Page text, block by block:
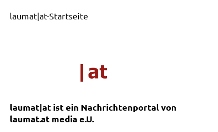
laumat|at-Startseite
laumat|at ist ein Nachrichtenportal von
laumat.at media e.U.